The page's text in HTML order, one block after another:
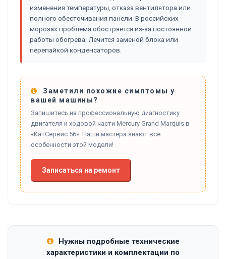
изменения температуры, отказа вентилятора или
полного обесточивания панели. В российских
морозах проблема обостряется из-за постоянной
работы обогрева. Лечится заменой блока или
перепайкой конденсаторов.
Заметили похожие симптомы у
вашей машины?
Запишитесь на профессиональную диагностику
двигателя и ходовой части Mercury Grand Marquis в
«КатСервис 56». Наши мастера знают все
особенности этой модели!
Записаться на ремонт
Нужны подробные технические
характеристики и комплектации по